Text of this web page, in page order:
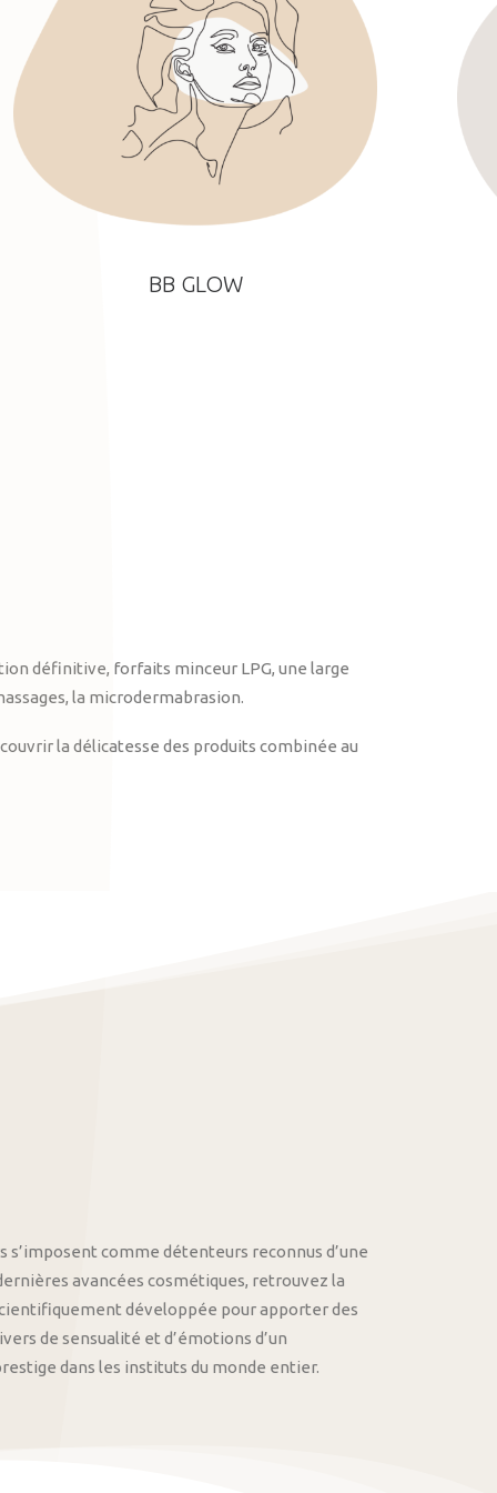
BB GLOW
définitive, forfaits minceur LPG, une large
la microdermabrasion.
la délicatesse des produits combinée au
s’imposent comme détenteurs reconnus d’une
avancées cosmétiques, retrouvez la
développée pour apporter des
de sensualité et d’émotions d’un
dans les instituts du monde entier.